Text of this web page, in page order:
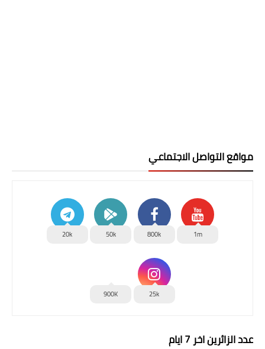
مواقع التواصل الاجتماعي
1m
800k
50k
20k
25k
900K
عدد الزائرين اخر 7 ايام